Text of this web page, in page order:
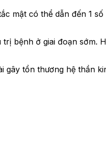
mật có thể dẫn đến 1
bệnh ở giai đoạn sớm.
tổn thương hệ thần